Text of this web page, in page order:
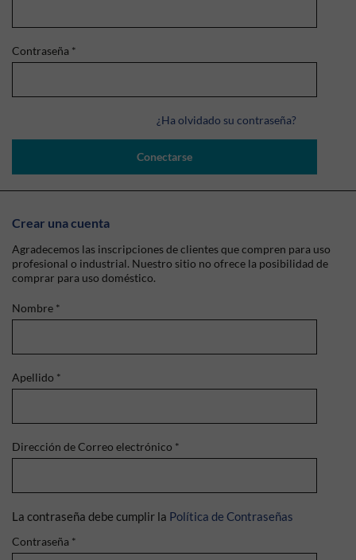
Contraseña *
¿Ha olvidado su contraseña?
Conectarse
Crear una cuenta
Agradecemos las inscripciones de clientes que compren para uso
profesional o industrial. Nuestro sitio no ofrece la posibilidad de
comprar para uso doméstico.
Nombre *
Apellido *
Dirección de Correo electrónico *
La contraseña debe cumplir la Política de Contraseñas
Contraseña *